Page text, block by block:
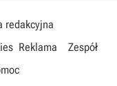
redakcyjna
Reklama
Zespół